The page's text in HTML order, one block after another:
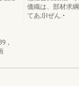
，
価織は、部材求
てあ;I}Iぜん.•